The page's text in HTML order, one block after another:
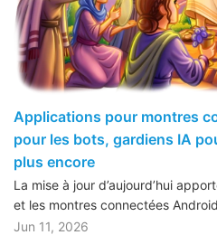
Applications pour montres
pour les bots, gardiens IA
plus encore
La mise à jour d’aujourd’hui
et les montres connectées
Jun 11, 2026